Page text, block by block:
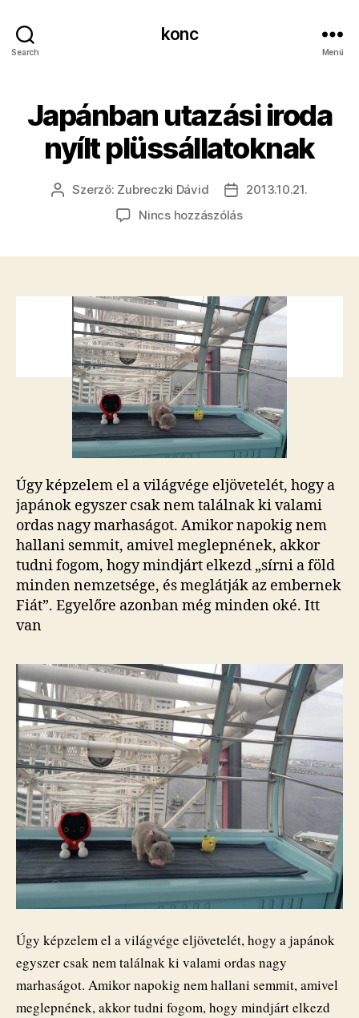
Search
konc
Menü
Japánban utazási iroda
nyílt plüssállatoknak
Bejegyzés
Szerző: Zubreczki Dávid
Bejegyzés
dátuma
2013.10.21.
Nincs hozzászólása(z)
plüssállatoknak
bejegyzéshez
Úgy képzelem el a világvége eljövetelét, hogy a
japánok egyszer csak nem találnak ki valami
ordas nagy marhaságot. Amikor napokig nem
hallani semmit, amivel meglepnének, akkor
tudni fogom, hogy mindjárt elkezd „sírni a föld
minden nemzetsége, és meglátják az embernek
Fiát”. Egyelőre azonban még minden oké. Itt
van
Úgy képzelem el a világvége eljövetelét, hogy a japánok
egyszer csak nem találnak ki valami ordas nagy
marhaságot. Amikor napokig nem hallani semmit, amivel
meglepnének, akkor tudni fogom, hogy mindjárt elkezd